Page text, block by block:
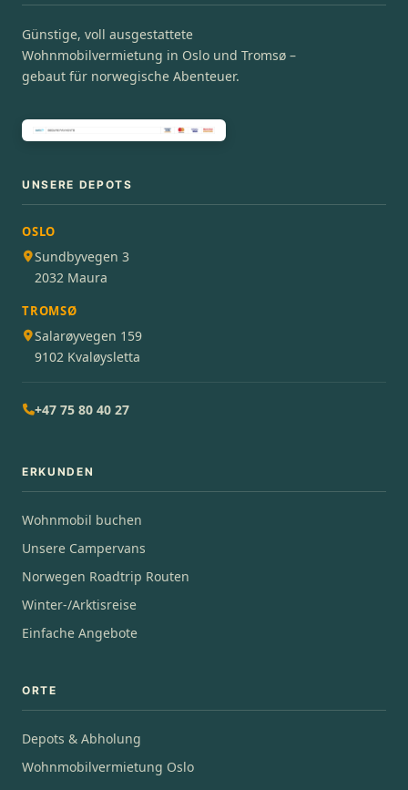
Günstige, voll ausgestattete
Wohnmobilvermietung in Oslo und Tromsø –
gebaut für norwegische Abenteuer.
UNSERE DEPOTS
OSLO
Sundbyvegen 3
2032 Maura
TROMSØ
Salarøyvegen 159
9102 Kvaløysletta
+47 75 80 40 27
ERKUNDEN
Wohnmobil buchen
Unsere Campervans
Norwegen Roadtrip Routen
Winter-/Arktisreise
Einfache Angebote
ORTE
Depots & Abholung
Wohnmobilvermietung Oslo